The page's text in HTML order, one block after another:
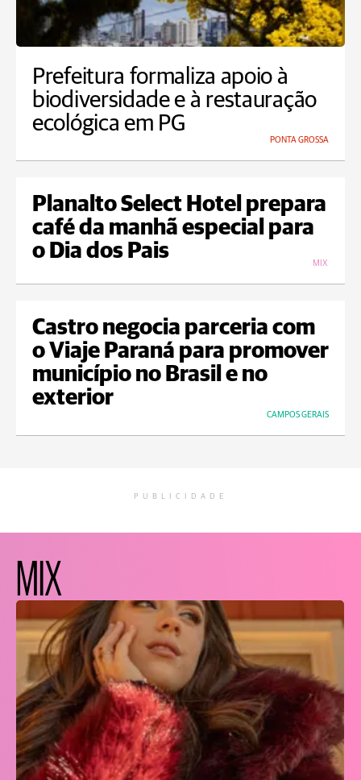
Prefeitura formaliza apoio à
biodiversidade e à restauração
ecológica em PG
PONTA GROSSA
Planalto Select Hotel prepara
café da manhã especial para
o Dia dos Pais
MIX
Castro negocia parceria com
o Viaje Paraná para promover
município no Brasil e no
exterior
CAMPOS GERAIS
PUBLICIDADE
MIX